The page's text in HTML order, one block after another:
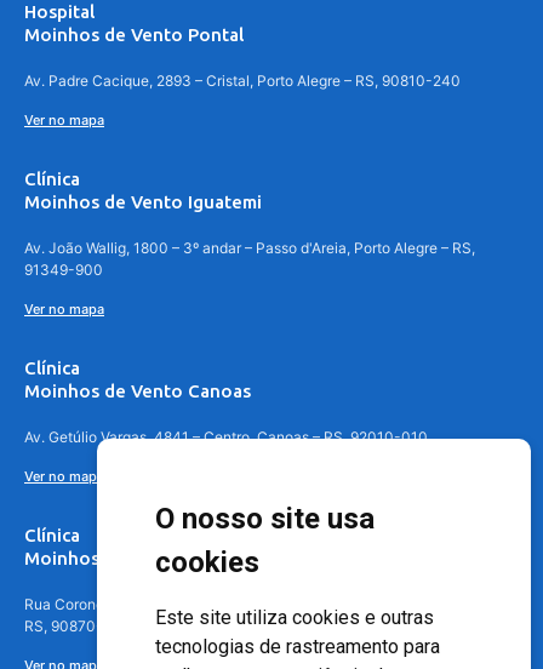
O nosso site usa
cookies
Este site utiliza cookies e outras
tecnologias de rastreamento para
Hospital
Moinhos de Vento Pontal
Av. Padre Cacique, 2893 – Cristal, Porto Alegre – RS, 90810-240
Ver no mapa
Clínica
Moinhos de Vento Iguatemi
Av. João Wallig, 1800 – 3º andar – Passo d'Areia, Porto Alegre – RS,
91349-900
Ver no mapa
Clínica
Moinhos de Vento Canoas
Av. Getúlio Vargas, 4841 – Centro, Canoas – RS, 92010-010
Ver no mapa
Clínica
Moinhos de Vento - Teresópolis
Rua Coronel Aparício Borges, 250 - 3º andar - Teresópolis, Porto Alegre -
RS, 90870-016
Ver no mapa